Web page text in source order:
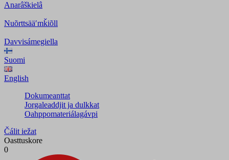
Anarâškielâ
Nuõrttsääʹmǩiõll
Davvisámegiella
Suomi
English
Dokumeanttat
Jorgaleaddjit ja dulkkat
Oahppomateriálagávpi
Čálit iežat
Oasttuskore
0